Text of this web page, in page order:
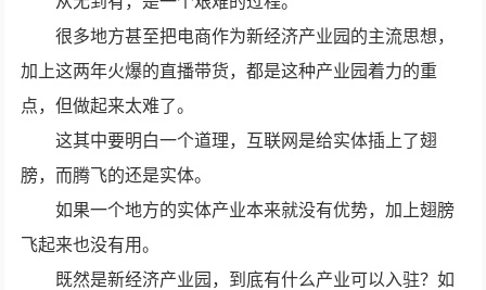
很多地方甚至把电商作为新经济产业园的主流思想，
加上这两年火爆的直播带货，都是这种产业园着力的重
点，但做起来太难了。
这其中要明白一个道理，互联网是给实体插上了翅
膀，而腾飞的还是实体。
如果一个地方的实体产业本来就没有优势，加上翅膀
飞起来也没有用。
既然是新经济产业园，到底有什么产业可以入驻？如